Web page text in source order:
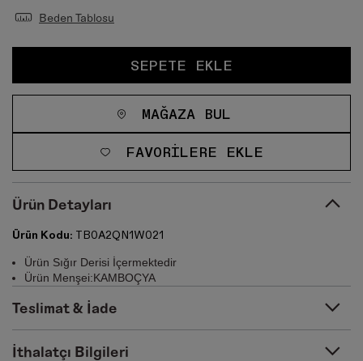
Beden Tablosu
SEPETE EKLE
MAĞAZA BUL
FAVORILERE EKLE
Ürün Detayları
Ürün Kodu: TB0A2QN1W021
Ürün Sığır Derisi İçermektedir
Ürün Menşei:KAMBOÇYA
Teslimat & İade
İthalatçı Bilgileri